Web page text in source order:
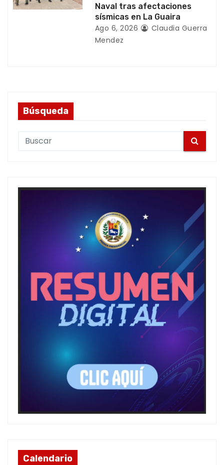
Naval tras afectaciones
sísmicas en La Guaira
Ago 6, 2026
Claudia Guerra
Mendez
Búsqueda
c
Calendario